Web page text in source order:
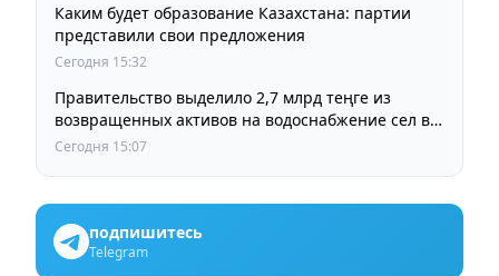
Каким будет образование Казахстана: партии
представили свои предложения
Сегодня 15:32
Правительство выделило 2,7 млрд теңге из
возвращенных активов на водоснабжение сел в
СКО
Сегодня 15:07
подпишитесь
Telegram